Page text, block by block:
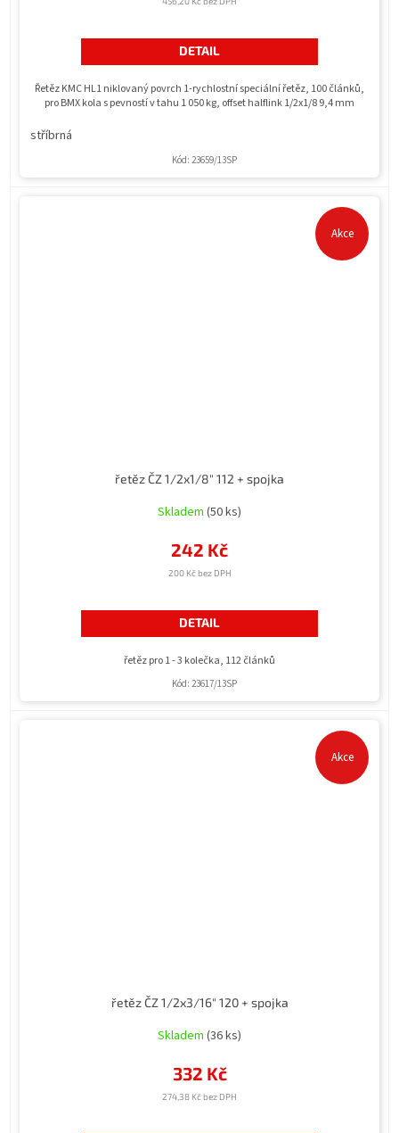
DETAIL
Řetěz KMC HL1 niklovaný povrch 1-rychlostní speciální řetěz, 100 článků,
pro BMX kola s pevností v tahu 1 050 kg, offset halflink 1/2x1/8 9,4 mm
stříbrná
Kód: 23659/13SP
Akce
řetěz ČZ 1/2x1/8" 112 + spojka
Skladem (50 ks)
200 Kč bez DPH
242 Kč
DETAIL
řetěz pro 1 - 3 kolečka, 112 článků
Kód: 23617/13SP
Akce
řetěz ČZ 1/2x3/16" 120 + spojka
Skladem (36 ks)
274,38 Kč bez DPH
332 Kč